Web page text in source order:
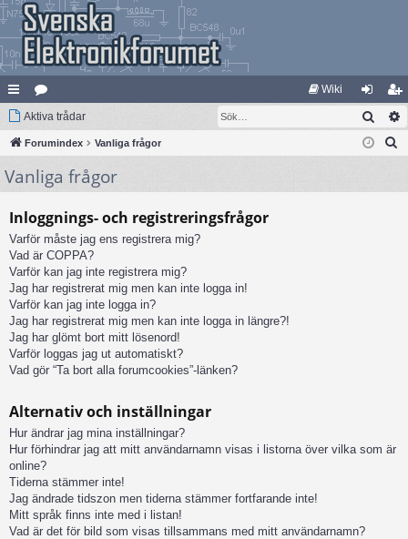
na
bb
lä
ar
at
eg
ori
Wiki
og
ga
li
m
Aktiva trådar Sök
Forumindex Vanliga frågor
Vanliga frågor
Inloggnings- och registreringsfrågor
Varför måste jag ens registrera mig?
Vad är COPPA?
Varför kan jag inte registrera mig?
Jag har registrerat mig men kan inte logga in!
Varför kan jag inte logga in?
Jag har registrerat mig men kan inte logga in längre?!
Jag har glömt bort mitt lösenord!
Varför loggas jag ut automatiskt?
Vad gör “Ta bort alla forumcookies”-länken?
Alternativ och inställningar
Hur ändrar jag mina inställningar?
Hur förhindrar jag att mitt användarnamn visas i listorna över vilka som är
online?
Tiderna stämmer inte!
Jag ändrade tidszon men tiderna stämmer fortfarande inte!
Mitt språk finns inte med i listan!
Vad är det för bild som visas tillsammans med mitt användarnamn?